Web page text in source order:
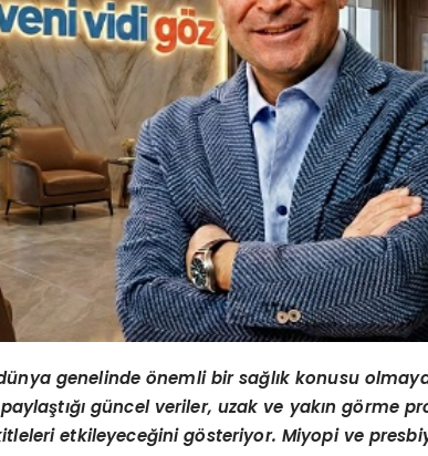
genelindeönemli bir sağlık konusu
güncel veriler, uzak ve yakın görme
etkileyeceğini gösteriyor. Miyopi ve